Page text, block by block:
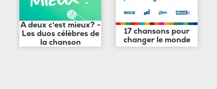
A deux c'est mieux? -
Les duos célèbres de
la chanson
17 chansons pour
changer le monde